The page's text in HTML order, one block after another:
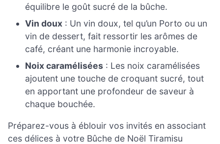
équilibre le goût sucré de la bûche.
Vin doux : Un vin doux, tel qu’un Porto ou un
vin de dessert, fait ressortir les arômes de
café, créant une harmonie incroyable.
Noix caramélisées : Les noix caramélisées
ajoutent une touche de croquant sucré, tout
en apportant une profondeur de saveur à
chaque bouchée.
Préparez-vous à éblouir vos invités en associant
ces délices à votre Bûche de Noël Tiramisu